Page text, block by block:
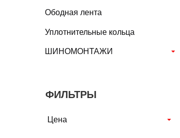
Ободная лента
Уплотнительные кольца
ШИНОМОНТАЖИ
ФИЛЬТРЫ
Цена